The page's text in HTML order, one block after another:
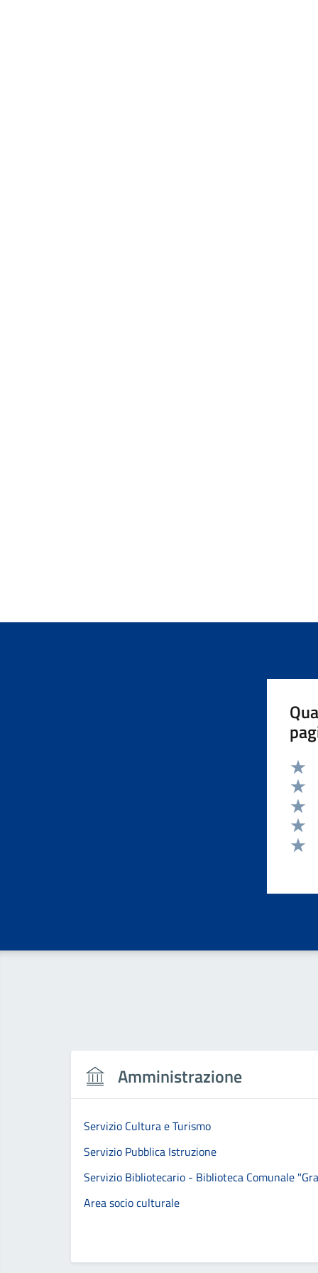
Amministrazione
Servizio Cultura e Turismo
Servizio Pubblica Istruzione
Servizio Bibliotecario - Biblioteca Comunale
Area socio culturale